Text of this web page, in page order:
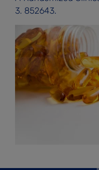
3. 852643.